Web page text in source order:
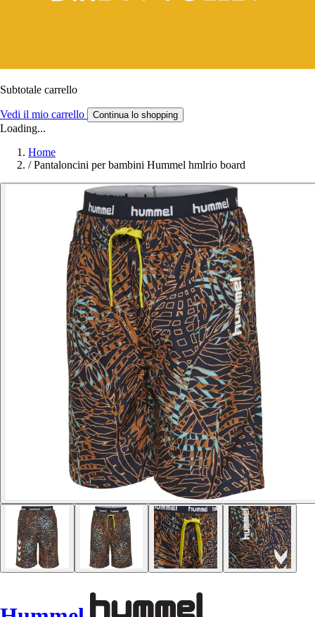
Subtotale carrello
Vedi il mio carrello Continua lo shopping
Loading...
Home
/ Pantaloncini per bambini Hummel hmlrio board